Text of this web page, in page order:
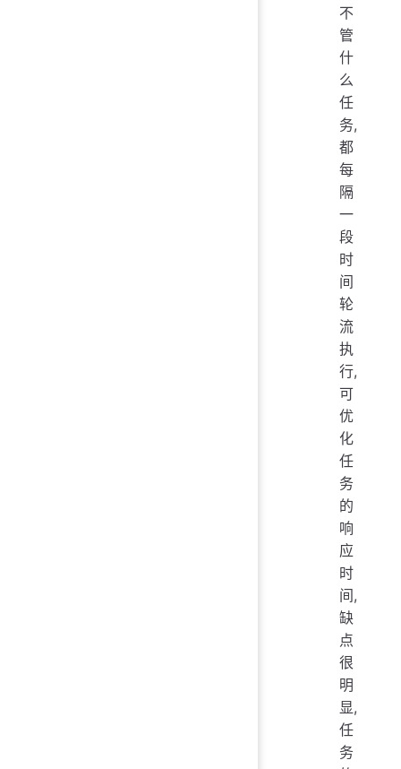
不
管
什
么
任
务,
都
每
隔
一
段
时
间
轮
流
执
行,
可
优
化
任
务
的
响
应
时
间,
缺
点
很
明
显,
任
务